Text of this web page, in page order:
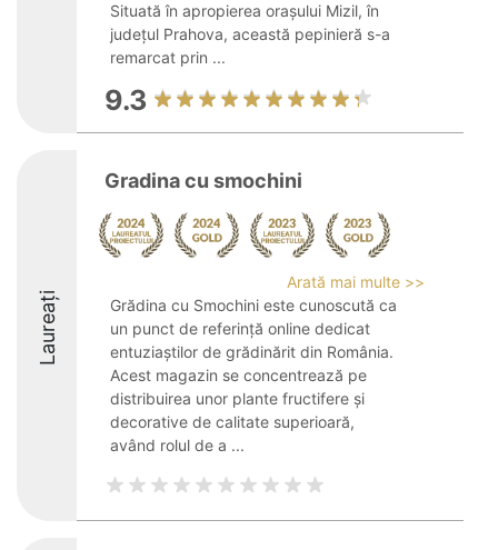
Situată în apropierea orașului Mizil, în
județul Prahova, această pepinieră s-a
remarcat prin ...
9.3
Laureați
Gradina cu smochini
Arată mai multe >>
Grădina cu Smochini este cunoscută ca
un punct de referință online dedicat
entuziaștilor de grădinărit din România.
Acest magazin se concentrează pe
distribuirea unor plante fructifere și
decorative de calitate superioară,
având rolul de a ...